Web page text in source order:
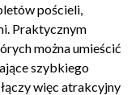
pościeli,
Praktycznym
można umieścić
szybkiego
więc atrakcyjny